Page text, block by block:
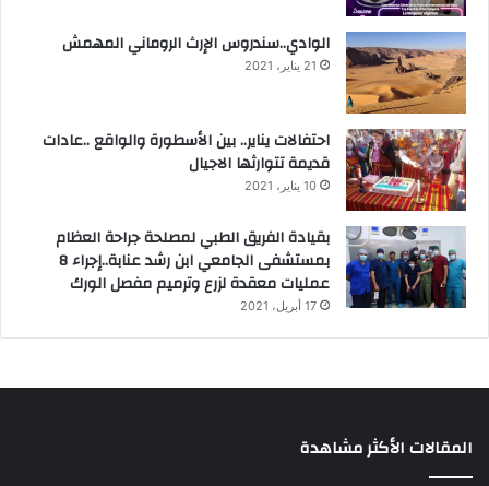
الوادي..سندروس الإرث الروماني المهمش
21 يناير، 2021
احتفالات يناير.. بين الأسطورة والواقع ..عادات
قديمة تتوارثها الاجيال
10 يناير، 2021
بقيادة الفريق الطبي لمصلحة جراحة العظام
بمستشفى الجامعي ابن رشد عنابة..إجراء 8
عمليات معقدة لزرع وترميم مفصل الورك
17 أبريل، 2021
المقالات الأكثر مشاهدة